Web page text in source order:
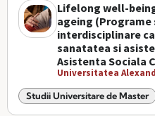
Lifelong well-
ageing
interdisciplinare
sanatatea si
Asistenta Sociala
Universitatea
Studii Universitare de Master